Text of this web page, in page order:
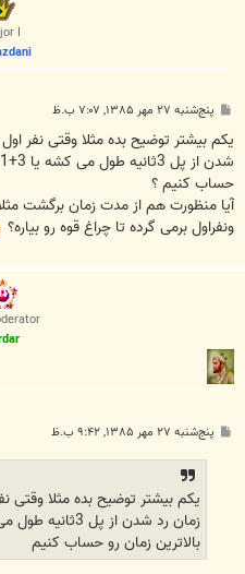
I
پ
ت
پنج‌شنبه ۲۷ مهر ۱۳۸۵, ۷:۰۷ ب.ظ
یکم بیشتر توضیح بده مثلا وقتی نفر
حساب کنیم ؟
آیا منظورت هم از مدت زمان برگشت
ونفراول برمی گرده تا چراغ قوه رو بیاره؟
پ پنج‌شنبه ۲۷ مهر ۱۳۸۵, ۹:۴۲ ب.ظ
یکم بیشتر توضیح بده مثلا وقتی
بالاترین زمان رو حساب کنیم